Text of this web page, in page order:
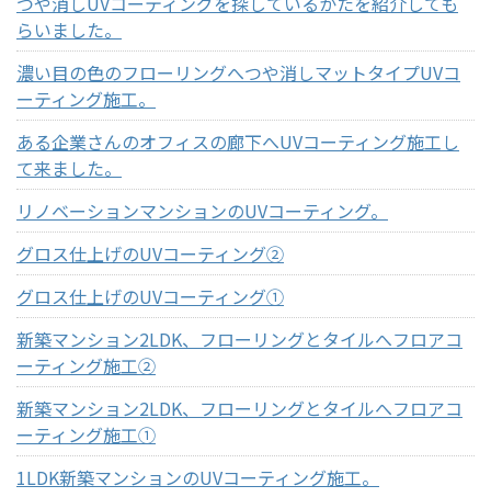
らいました。
濃い目の色のフローリングへつや消しマットタイプUVコ
ーティング施工。
ある企業さんのオフィスの廊下へUVコーティング施工し
て来ました。
リノベーションマンションのUVコーティング。
グロス仕上げのUVコーティング②
グロス仕上げのUVコーティング①
新築マンション2LDK、フローリングとタイルへフロアコ
ーティング施工②
新築マンション2LDK、フローリングとタイルへフロアコ
ーティング施工①
1LDK新築マンションのUVコーティング施工。